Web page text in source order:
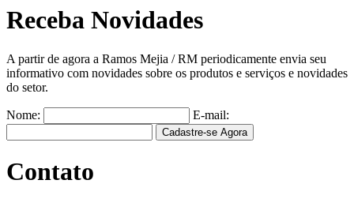
Receba Novidades
A partir de agora a Ramos Mejia / RM periodicamente envia seu
informativo com novidades sobre os produtos e serviços e novidades
do setor.
Nome: E-mail:
Contato